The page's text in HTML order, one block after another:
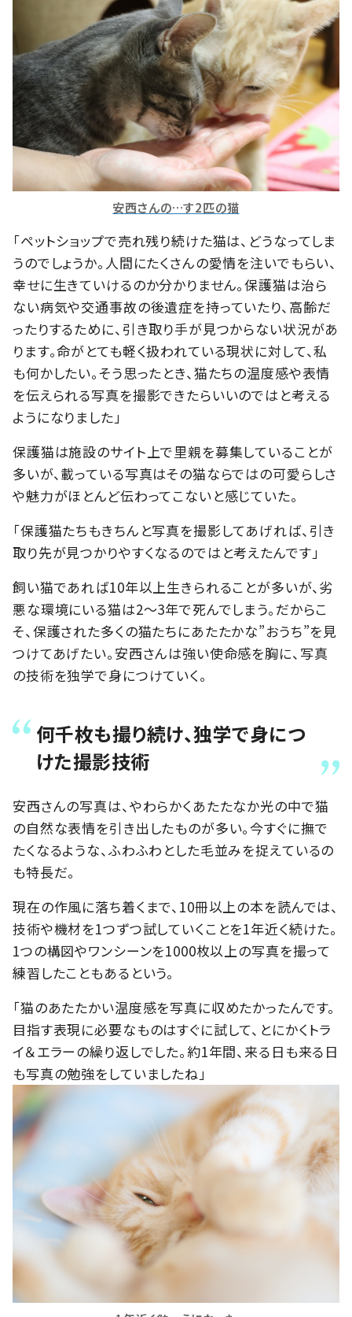
安西さんの…す2匹の猫
「ペットショップで売れ残り続けた猫は、どうなってしま
うのでしょうか。人間にたくさんの愛情を注いでもらい、
幸せに生きていけるのか分かりません。保護猫は治ら
ない病気や交通事故の後遺症を持っていたり、高齢だ
ったりするために、引き取り手が見つからない状況があ
ります。命がとても軽く扱われている現状に対して、私
も何かしたい。そう思ったとき、猫たちの温度感や表情
を伝えられる写真を撮影できたらいいのではと考える
ようになりました」
保護猫は施設のサイト上で里親を募集していることが
多いが、載っている写真はその猫ならではの可愛らしさ
や魅力がほとんど伝わってこないと感じていた。
「保護猫たちもきちんと写真を撮影してあげれば、引き
取り先が見つかりやすくなるのではと考えたんです」
飼い猫であれば10年以上生きられることが多いが、劣
悪な環境にいる猫は2～3年で死んでしまう。だからこ
そ、保護された多くの猫たちにあたたかな”おうち”を見
つけてあげたい。安西さんは強い使命感を胸に、写真
の技術を独学で身につけていく。
何千枚も撮り続け、独学で身につ
けた撮影技術
安西さんの写真は、やわらかくあたたなか光の中で猫
の自然な表情を引き出したものが多い。今すぐに撫で
たくなるような、ふわふわとした毛並みを捉えているの
も特長だ。
現在の作風に落ち着くまで、10冊以上の本を読んでは、
技術や機材を1つずつ試していくことを1年近く続けた。
1つの構図やワンシーンを1000枚以上の写真を撮って
練習したこともあるという。
「猫のあたたかい温度感を写真に収めたかったんです。
目指す表現に必要なものはすぐに試して、とにかくトラ
イ＆エラーの繰り返しでした。約1年間、来る日も来る日
も写真の勉強をしていましたね」